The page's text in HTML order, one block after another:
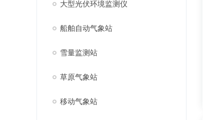
大型光伏环境监测仪
船舶自动气象站
雪量监测站
草原气象站
移动气象站